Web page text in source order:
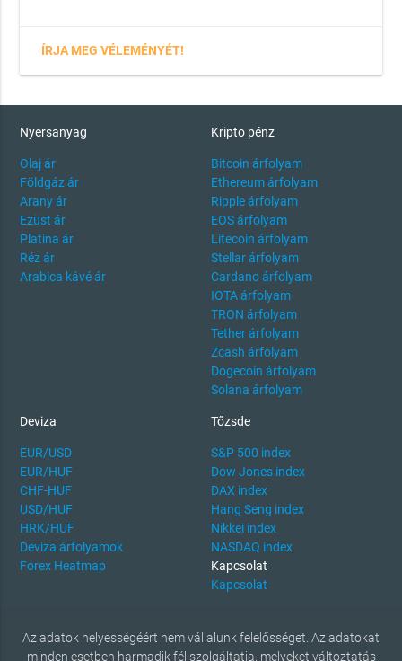
ÍRJA MEG VÉLEMÉNYÉT!
Nyersanyag
Olaj ár
Földgáz ár
Arany ár
Ezüst ár
Platina ár
Réz ár
Arabica kávé ár
Kripto pénz
Bitcoin árfolyam
Ethereum árfolyam
Ripple árfolyam
EOS árfolyam
Litecoin árfolyam
Stellar árfolyam
Cardano árfolyam
IOTA árfolyam
TRON árfolyam
Tether árfolyam
Zcash árfolyam
Dogecoin árfolyam
Solana árfolyam
Deviza
EUR/USD
EUR/HUF
CHF-HUF
USD/HUF
HRK/HUF
Deviza árfolyamok
Forex Heatmap
Tőzsde
S&P 500 index
Dow Jones index
DAX index
Hang Seng index
Nikkei index
NASDAQ index
Kapcsolat
Kapcsolat
Az adatok helyességéért nem vállalunk felelősséget. Az adatokat
minden esetben harmadik fél szolgáltatja, melyeket változtatás